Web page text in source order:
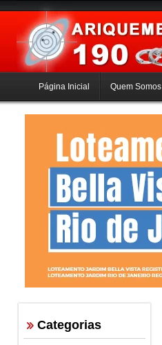
Página Inicial Quem Somos
Categorias